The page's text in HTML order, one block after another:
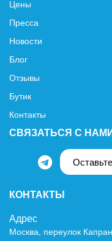
Цены
Пресса
Новости
Блог
Отзывы
Бутик
Контакты
СВЯЗАТЬСЯ С
КОНТАКТЫ
Адрес
Москва, переулок